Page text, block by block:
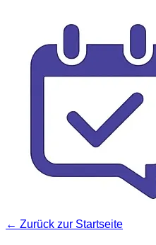
← Zurück zur Startseite